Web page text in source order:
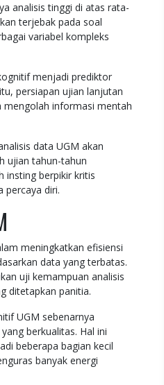
analisis tinggi di atas rata-
terjebak pada soal
variabel kompleks
menjadi prediktor
persiapan ujian lanjutan
mengolah informasi mentah
data UGM akan
ujian tahun-tahun
insting berpikir kritis
percaya diri.
meningkatkan efisiensi
data yang terbatas.
uji kemampuan analisis
ditetapkan panitia.
UGM sebenarnya
berkualitas. Hal ini
beberapa bagian kecil
banyak energi